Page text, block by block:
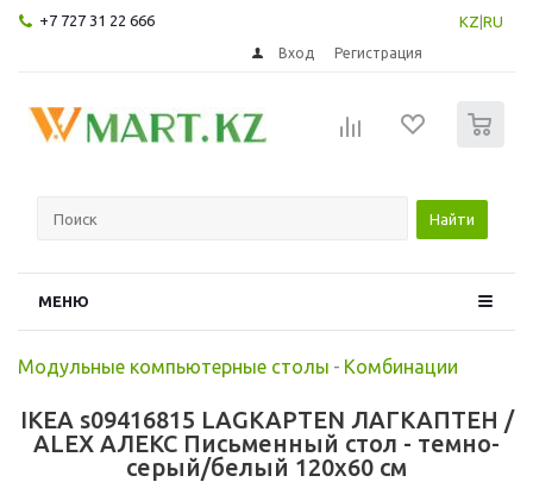
+7 727 31 22 666 KZ RU
Вход Регистрация
Найти
МЕНЮ
Модульные компьютерные столы - Комбинации
IKEA s09416815 LAGKAPTEN ЛАГКАПТЕН /
ALEX АЛЕКС Письменный стол - темно-
серый/белый 120x60 см